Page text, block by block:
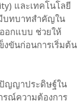
และเทคโนโลยี
บทบาทสำคัญใน
อกแบบ ช่วยให้
งขันก่อนการเริ่มต้น
ญญาประดิษฐ์ใน
ณ์ความต้องการ